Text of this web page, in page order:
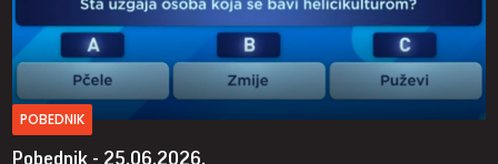
POBEDNIK
Pobednik - 25.06.2026.